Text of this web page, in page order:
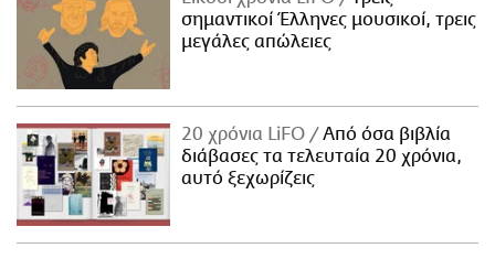
σημαντικοί Έλληνες μουσικοί, τρεις
μεγάλες απώλειες
20 χρόνια LiFO
Από όσα βιβλία
διάβασες τα τελευταία 20 χρόνια,
αυτό ξεχωρίζεις